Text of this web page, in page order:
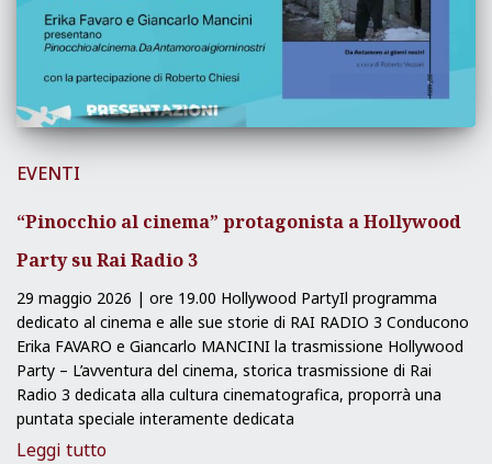
EVENTI
“Pinocchio al cinema” protagonista a Hollywood
Party su Rai Radio 3
29 maggio 2026 | ore 19.00 Hollywood PartyIl programma
dedicato al cinema e alle sue storie di RAI RADIO 3 Conducono
Erika FAVARO e Giancarlo MANCINI la trasmissione Hollywood
Party – L’avventura del cinema, storica trasmissione di Rai
Radio 3 dedicata alla cultura cinematografica, proporrà una
puntata speciale interamente dedicata
Leggi tutto